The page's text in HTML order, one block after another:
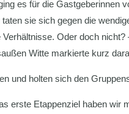
es für die
sie sich gegen die
Oder doch
Witte markierte kurz
und holten sich den
erste Etappenziel haben